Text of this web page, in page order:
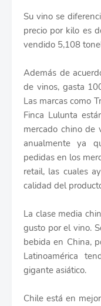
Su vino se
precio por kilo es
vendido 5,108
Además de
de vinos, gasta
Las marcas como
Finca Lulunta
mercado chino de
anualmente ya
pedidas en los
retail, las cuales
calidad del
La clase media
gusto por el vino.
bebida en China,
Latinoamérica
gigante asiático.
Chile está en